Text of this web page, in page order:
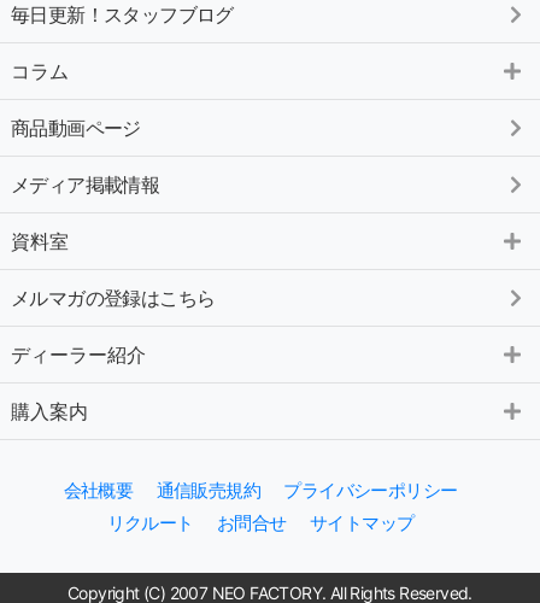
毎日更新！スタッフブログ
コラム
商品動画ページ
メディア掲載情報
資料室
メルマガの登録はこちら
ディーラー紹介
購入案内
会社概要 通信販売規約
プライバシーポリシー
リクルート
お問合せ サイトマップ
Copyright (C) 2007 NEO FACTORY. All Rights Reserved.